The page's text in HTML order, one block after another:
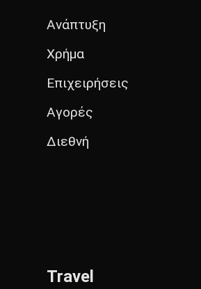
Ανάπτυξη
Χρήμα
Επιχειρήσεις
Αγορές
Διεθνή
Travel